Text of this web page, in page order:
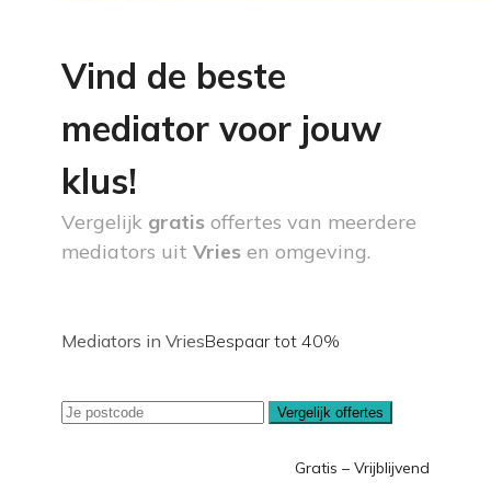
Vind de beste
mediator voor jouw
klus!
Vergelijk gratis offertes van meerdere
mediators uit Vries en omgeving.
Mediators in VriesBespaar tot 40%
Vergelijk offertes
Gratis – Vrijblijvend